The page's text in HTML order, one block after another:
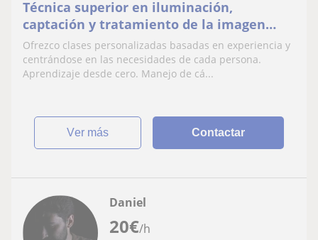
Técnica superior en iluminación,
captación y tratamiento de la imagen
desde 2014 y fotógrafa freelance desde
entonces
Ofrezco clases personalizadas basadas en experiencia y
centrándose en las necesidades de cada persona.
Aprendizaje desde cero. Manejo de cá...
ver más Contactar
20€/h
Daniel